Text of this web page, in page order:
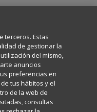
de Hostalia, dirigido por
terceros. Estas
de gestionar la
del mismo,
anuncios
preferencias en
tus hábitos y el
de la web de
consultas